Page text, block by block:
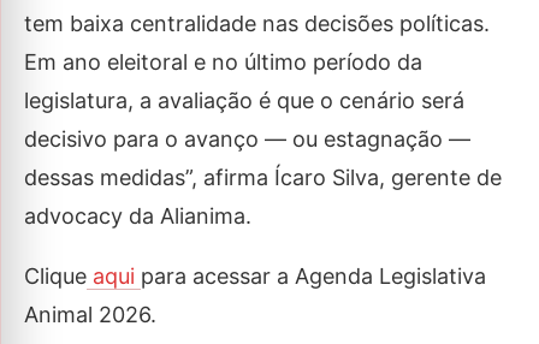
tem baixa centralidade nas decisões políticas.
Em ano eleitoral e no último período da
legislatura, a avaliação é que o cenário será
decisivo para o avanço — ou estagnação —
dessas medidas”, afirma Ícaro Silva, gerente de
advocacy da Alianima.
Clique aqui para acessar a Agenda Legislativa
Animal 2026.